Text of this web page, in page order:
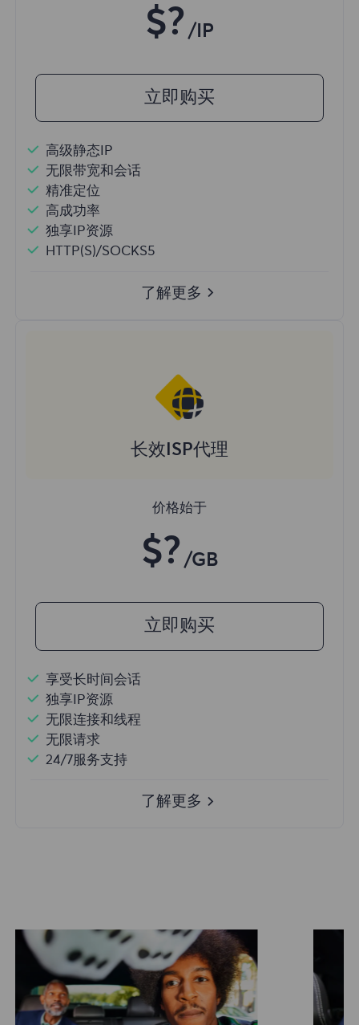
$? /IP
立即购买
高级静态IP
无限带宽和会话
精准定位
高成功率
独享IP资源
HTTP(S)/SOCKS5
了解更多
长效ISP代理
价格始于
$? /GB
立即购买
享受长时间会话
独享IP资源
无限连接和线程
无限请求
24/7服务支持
了解更多